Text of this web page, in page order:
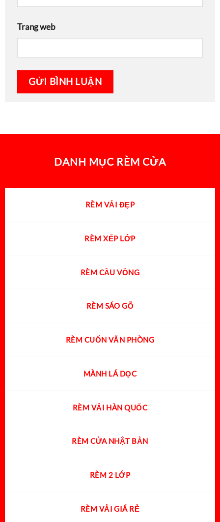
Trang web
DANH MỤC RÈM CỬA
RÈM VẢI ĐẸP
RÈM XẾP LỚP
RÈM CẦU VỒNG
RÈM SÁO GỖ
RÈM CUỐN VĂN PHÒNG
MÀNH LÁ DỌC
RÈM VẢI HÀN QUỐC
RÈM CỬA NHẬT BẢN
RÈM 2 LỚP
RÈM VẢI GIÁ RẺ